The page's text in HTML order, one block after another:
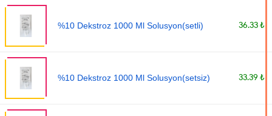
%10 Dekstroz 1000 Ml Solusyon(setli) 36.33 ₺
%10 Dekstroz 1000 Ml Solusyon(setsiz) 33.39 ₺